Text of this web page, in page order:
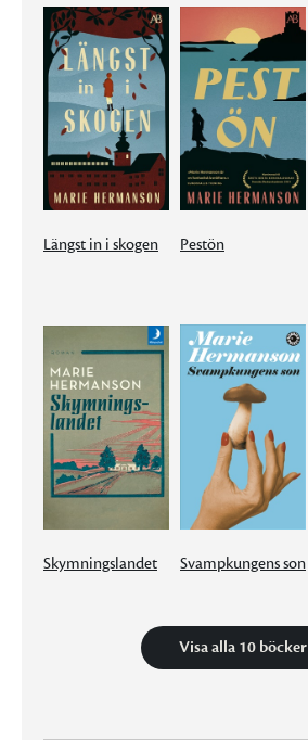
Längst in i skogen Pestön
Skymningslandet Svampkungens son
Visa alla 10 böcker